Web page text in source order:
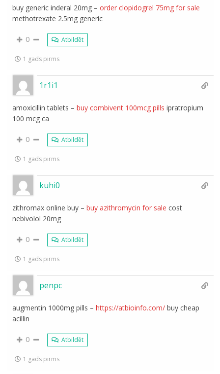
buy generic inderal 20mg –order clopidogrel 75mg for sale
methotrexate 2.5mg generic
0 Atbildēt
1 gads pirms
1r1i1
amoxicillin tablets –buy combivent 100mcg pills ipratropium
100 mcg ca
0 Atbildēt
1 gads pirms
kuhi0
zithromax online buy –buy azithromycin for sale cost
nebivolol 20mg
0 Atbildēt
1 gads pirms
penpc
augmentin 1000mg pills –https://atbioinfo.com/ buy cheap
acillin
0 Atbildēt
1 gads pirms